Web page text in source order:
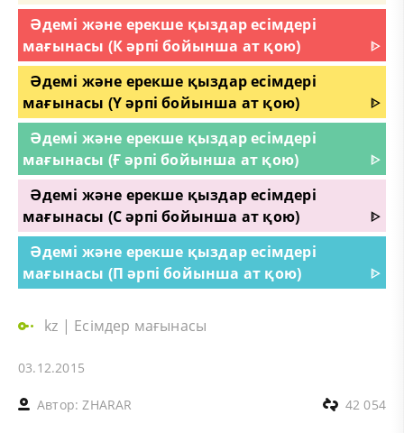
Әдемі және ерекше қыздар есімдері
мағынасы (К әрпі бойынша ат қою)
ᐈ
Әдемі және ерекше қыздар есімдері
мағынасы (Ү әрпі бойынша ат қою)
ᐈ
Әдемі және ерекше қыздар есімдері
мағынасы (Ғ әрпі бойынша ат қою)
ᐈ
Әдемі және ерекше қыздар есімдері
мағынасы (С әрпі бойынша ат қою)
ᐈ
Әдемі және ерекше қыздар есімдері
мағынасы (П әрпі бойынша ат қою)
ᐈ
kz | Есімдер мағынасы
03.12.2015
Автор:ZHARAR 42 054